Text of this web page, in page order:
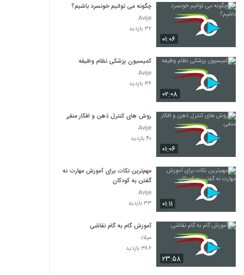
۰۱:۰۶
چگونه می توانیم خونسرد باشیم؟
Avije
۳۲ بازدید
۰۲:۰۸
کمیسیون پزشکی نظام وظیفه
Avije
۳۶ بازدید
۰۱:۰۶
روش های کنترل ذهن و افکار منفی
Avije
۴۰ بازدید
۰۱:۱۱
مهم‌ترین نکات برای آموزش مهارت نه
گفتن به کودکان
Avije
۳۳ بازدید
۲۳:۵۸
آموزش گام به گام نقاشی
میلاد
۳۸۶ بازدید